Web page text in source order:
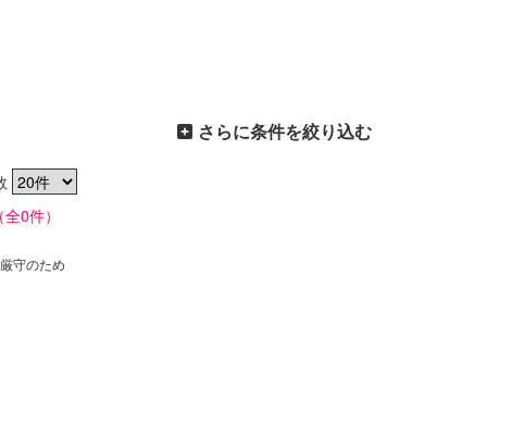
さらに条件を絞り込む
（全0件）
守のため